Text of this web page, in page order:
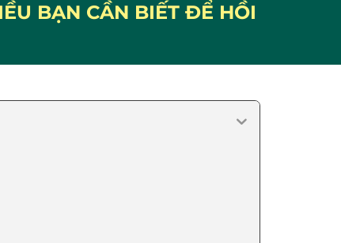
BẠN CẦN BIẾT ĐỂ HỒI